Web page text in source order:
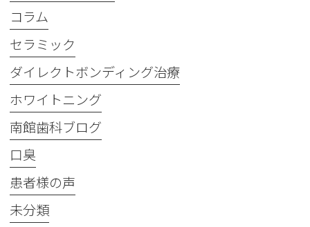
コラム
セラミック
ダイレクトボンディング治療
ホワイトニング
南館歯科ブログ
口臭
患者様の声
未分類